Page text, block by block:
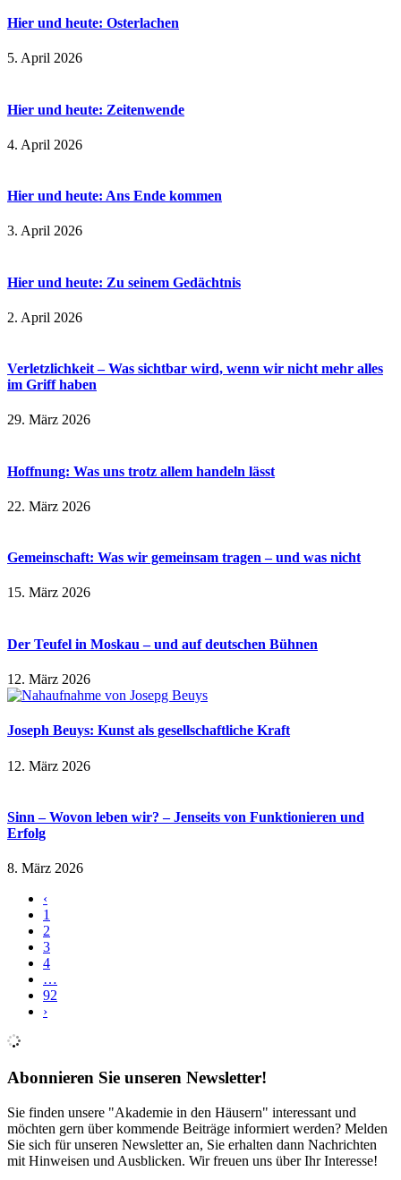
Hier und heute: Osterlachen
5. April 2026
Hier und heute: Zeitenwende
4. April 2026
Hier und heute: Ans Ende kommen
3. April 2026
Hier und heute: Zu seinem Gedächtnis
2. April 2026
Verletzlichkeit – Was sichtbar wird, wenn wir nicht mehr alles
im Griff haben
29. März 2026
Hoffnung: Was uns trotz allem handeln lässt
22. März 2026
Gemeinschaft: Was wir gemeinsam tragen – und was nicht
15. März 2026
Der Teufel in Moskau – und auf deutschen Bühnen
12. März 2026
Joseph Beuys: Kunst als gesellschaftliche Kraft
12. März 2026
Sinn – Wovon leben wir? – Jenseits von Funktionieren und
Erfolg
8. März 2026
‹
1
2
3
4
…
92
›
Abonnieren Sie unseren Newsletter!
Sie finden unsere "Akademie in den Häusern" interessant und
möchten gern über kommende Beiträge informiert werden? Melden
Sie sich für unseren Newsletter an, Sie erhalten dann Nachrichten
mit Hinweisen und Ausblicken. Wir freuen uns über Ihr Interesse!